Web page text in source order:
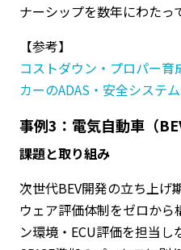
ナーシップを数年にわたっ
【参考】
コストダウン・プロパー
カーのADAS・安全システ
事例3：電気自動車（
課題と取り組み
次世代BEV開発の立ち上げ
ウェア評価体制をゼロか
ン環境・ECU評価を担当